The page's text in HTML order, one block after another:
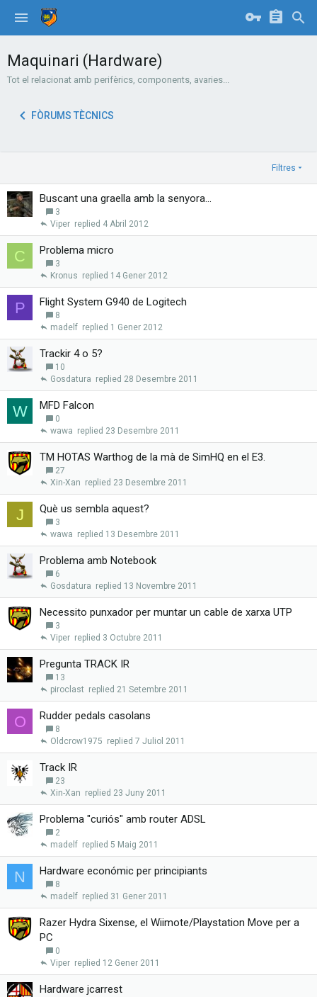
Maquinari (Hardware)
Tot el relacionat amb perifèrics, components, avaries...
FÒRUMS TÈCNICS
Filtres
Buscant una graella amb la senyora...
3
4 Abril 2012
Viper
C Problema micro
3
14 Gener 2012
Kronus
P Flight System G940 de Logitech
8
1 Gener 2012
madelf
Trackir 4 o 5?
10
28 Desembre 2011
Gosdatura
W MFD Falcon
0
23 Desembre 2011
wawa
TM HOTAS Warthog de la mà de SimHQ en el E3.
27
23 Desembre 2011
Xin-Xan
J Què us sembla aquest?
3
13 Desembre 2011
wawa
Problema amb Notebook
6
13 Novembre 2011
Gosdatura
Necessito punxador per muntar un cable de xarxa UTP
3
3 Octubre 2011
Viper
Pregunta TRACK IR
13
21 Setembre 2011
piroclast
O Rudder pedals casolans
8
7 Juliol 2011
Oldcrow1975
Track IR
23
23 Juny 2011
Xin-Xan
Problema "curiós" amb router ADSL
2
5 Maig 2011
madelf
N Hardware económic per principiants
8
31 Gener 2011
madelf
Razer Hydra Sixense, el Wiimote/Playstation Move per a
PC
0
12 Gener 2011
Viper
Hardware jcarrest